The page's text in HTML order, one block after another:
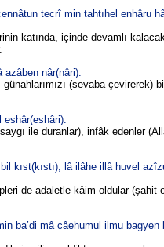
tecrî min tahtıhel enhâru
katında, içinde devamlı
nâr(nâri).
(sevaba çevirerek)
ile duranlar), infâk edenler
kıst(kıstı), lâ ilâhe illâ huvel
de adaletle kâim oldular (şahit
ba’di mâ câehumul ilmu bagyen